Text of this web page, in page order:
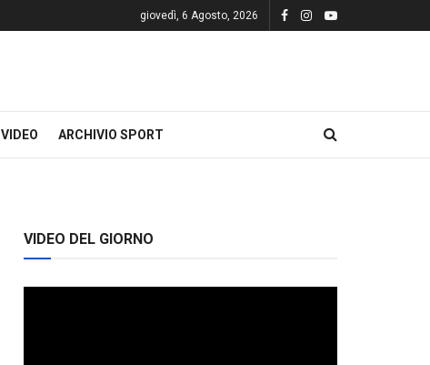
giovedì, 6 Agosto, 2026
VIDEO ARCHIVIO SPORT
VIDEO DEL GIORNO